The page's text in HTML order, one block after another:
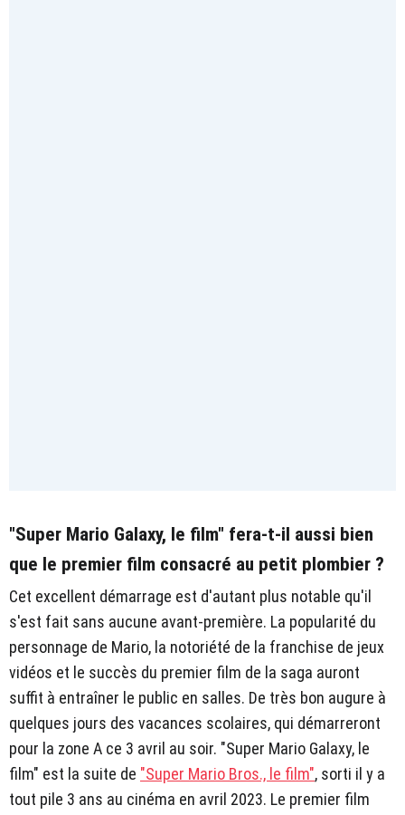
"Super Mario Galaxy, le film" fera-t-il aussi bien
que le premier film consacré au petit plombier ?
Cet excellent démarrage est d'autant plus notable qu'il
s'est fait sans aucune avant-première. La popularité du
personnage de Mario, la notoriété de la franchise de jeux
vidéos et le succès du premier film de la saga auront
suffit à entraîner le public en salles. De très bon augure à
quelques jours des vacances scolaires, qui démarreront
pour la zone A ce 3 avril au soir. "Super Mario Galaxy, le
film" est la suite de "Super Mario Bros., le film", sorti il y a
tout pile 3 ans au cinéma en avril 2023. Le premier film